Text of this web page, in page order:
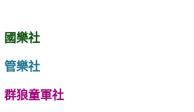
國樂社
管樂社
群狼童軍社